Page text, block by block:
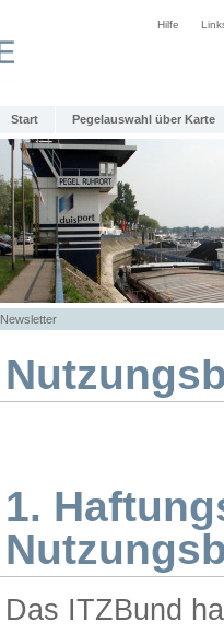
Hilfe
Start Pegelauswahl über Karte
Newsletter
1.
Das ITZBund